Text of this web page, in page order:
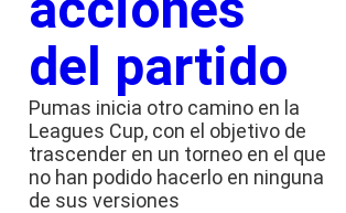
del partido
Pumas inicia otro camino en la
Leagues Cup, con el objetivo de
trascender en un torneo en el que
no han podido hacerlo en ninguna
de sus versiones